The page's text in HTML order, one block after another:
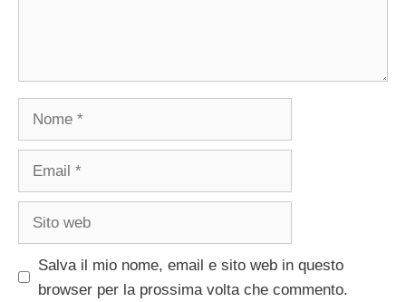
Nome
Email
Sito
Salva il mio nome, email e sito web in questo
browser per la prossima volta che commento.